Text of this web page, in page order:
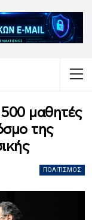
μαθητές
της
ΠΟΛΙΤΙΣΜΌΣ